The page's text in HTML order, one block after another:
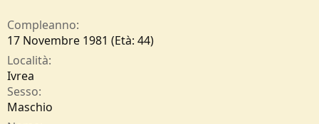
Compleanno
17 Novembre 1981 (Età: 44)
Località
Ivrea
Sesso
Maschio